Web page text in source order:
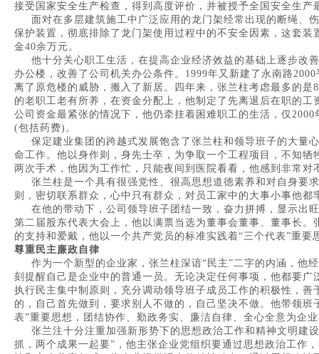
接受国家安全生产检查，得到高度评价，并被授予全国安全生
面对在多层建筑施工中广泛应用的龙门架经常出现的断绳、
保护装置，彻底排除了龙门架使用过程中的不安全因素，这套
金40余万元。
他十分关心职工生活，在提高企业经济效益的基础上逐步改
办公楼，改善了公司机关办公条件。1999年又新建了永南路
离了原危楼的威胁，搬入了新居。四年来，张兰柱考虑最多的
的老职工老有所养，在资金分配上，他制定了先离退后在职的
公司资金最紧张的情况下，他仍牵挂着困难职工的生活，仅
(包括药费)。
保定建业集团的跨越式发展饱含了张兰柱和领导班子的大量
命工作。他以身作则，身先士卒，为争取一个工程项目，不知
两次手术，他因为工作忙，只能夜间到医院看看，他感到非常对
张兰柱是一个具有很强党性、很高思想道德素养和对自身要
则，密切联系群众，心中只有群众，对员工家中的大事小事他
在他的带动下，公司领导班子团结一致，奋力拼搏，显示出
第二届股东代表大会上，他以满票当选为董事会董事、董事长
的支持和爱戴，他以一个共产党员的标准实践着“三个代表”重要
尊重民主廉政自律
作为一个新型的企业家，张兰柱深谙“民主”二字的内涵，他
刻提醒自己是企业中的普通一员。无论决定任何事项，他都要
执行民主集中制原则，充分调动领导班子成员工作的积极性，
的，自己首先做到，要求别人不做的，自己坚决不做。他带领
表”重要思想，团结协作、勤政务实、廉洁自律、全心全意为企
张兰注十分注重加强新形势下的思想政治工作和精神文明建
抓，两个成果一起要”，他主张企业党组织要通过思想政治工作